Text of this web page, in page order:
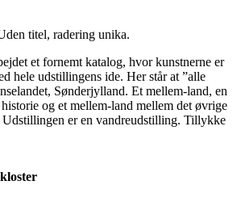
titel, radering unika.
et fornemt katalog, hvor kunstnerne er
hele udstillingens ide. Her står at ”alle
Sønderjylland. Et mellem-land, en
og et mellem-land mellem det øvrige
er en vandreudstilling. Tillykke